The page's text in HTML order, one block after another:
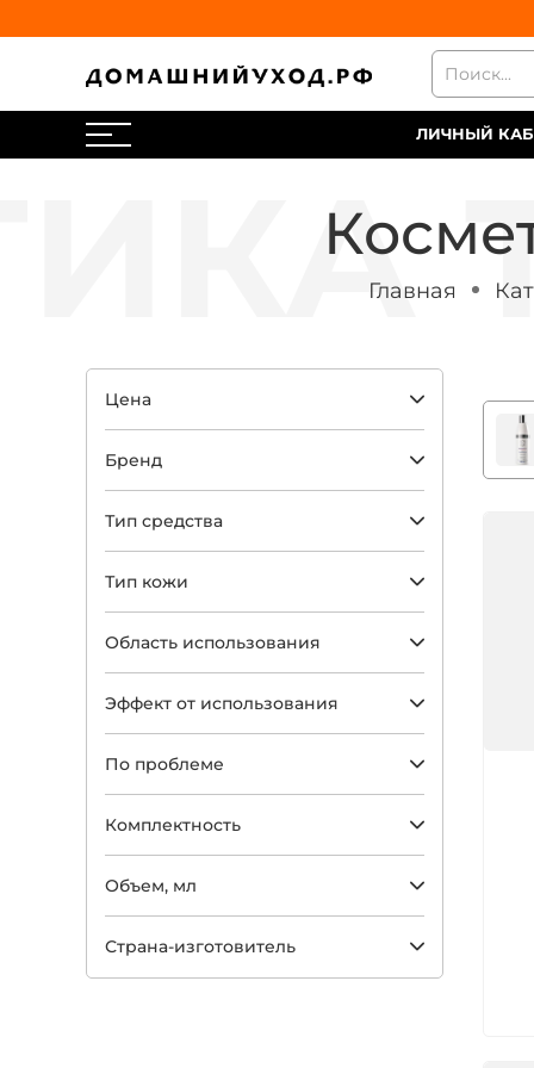
ЛИЧНЫЙ
Главная
Цена
Бренд
Тип средства
Тип кожи
Область использования
Эффект от использования
По проблеме
Комплектность
Объем, мл
Страна-изготовитель